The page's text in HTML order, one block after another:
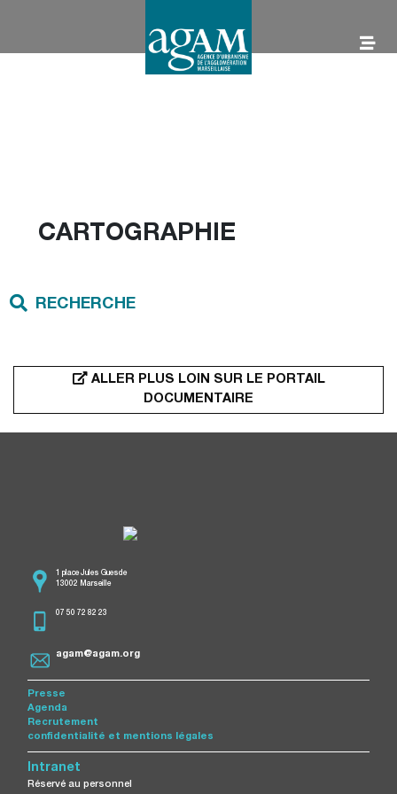
AGAM
CARTOGRAPHIE
RECHERCHE
ALLER PLUS LOIN SUR LE PORTAIL
DOCUMENTAIRE
1 place Jules Guesde
13002 Marseille
07 50 72 82 23
agam@agam.org
Presse
Agenda
Recrutement
confidentialité et mentions légales
Intranet
Réservé au personnel